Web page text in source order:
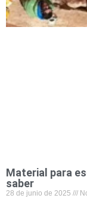
Material para
saber
28 de junio de 2025